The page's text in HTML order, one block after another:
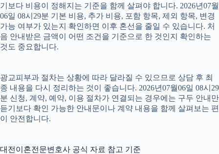
기보다 비용이 정해지는 기준을 함께 살펴야 합니다. 2026년07월
06일 08시29분 기본 비용, 추가 비용, 포함 항목, 제외 항목, 변경
가능 여부가 있는지 확인하면 이후 혼선을 줄일 수 있습니다. 처
음 안내받은 금액이 어떤 조건을 기준으로 한 것인지 확인하는
것도 중요합니다.
광교피부과 절차는 상황에 따라 달라질 수 있으므로 상담 후 최
종 내용을 다시 정리하는 것이 좋습니다. 2026년07월06일 08시29
분 신청, 계약, 예약, 이용 절차가 연결되는 경우에는 구두 안내만
듣기보다 확인 가능한 안내문이나 계약 내용을 함께 살펴보는 편
이 안전합니다.
대전이혼전문변호사 공식 자료 참고 기준